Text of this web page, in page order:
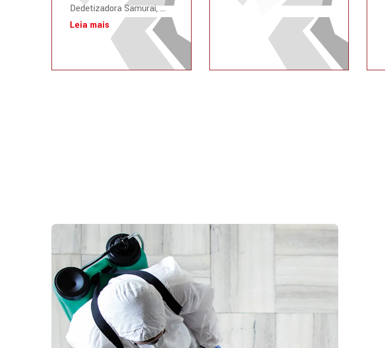
Dedetizadora Samurai, ...
Leia mais